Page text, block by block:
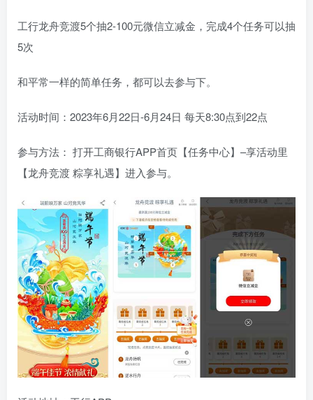
工行龙舟竞渡5个抽2-100元微信立减金，完成4个任务可以抽
5次
和平常一样的简单任务，都可以去参与下。
活动时间：2023年6月22日-6月24日 每天8:30点到22点
参与方法： 打开工商银行APP首页【任务中心】–享活动里
【龙舟竞渡 粽享礼遇】进入参与。